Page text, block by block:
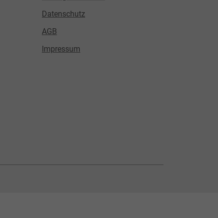
Datenschutz
AGB
Impressum